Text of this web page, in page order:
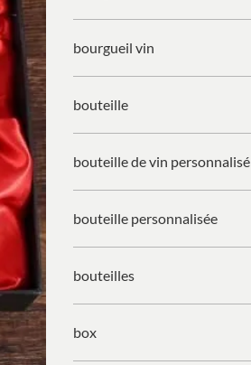
bourgueil vin
bouteille
bouteille de vin personnalisé
bouteille personnalisée
bouteilles
box